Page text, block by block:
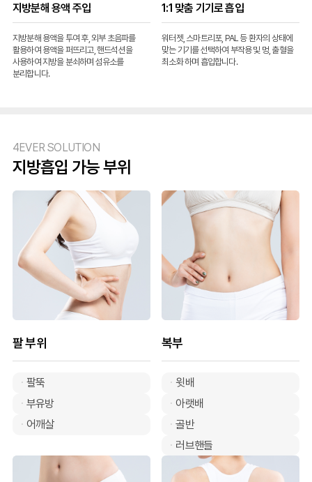
지방분해 용액 주입
지방분해 용액을 투여 후, 외부 초음파를
활용하여 용액을 퍼뜨리고, 핸드석션을
사용하여 지방을 분쇠하며 섬유소를
분리합니다.
1:1 맞춤 기기로 흡입
워터젯, 스마트리포, PAL 등 환자의 상태에
맞는 기기를 선택하여 부작용 및 멍, 출혈을
최소화 하며 흡입합니다.
4EVER SOLUTION
지방흡입 가능 부위
팔 부위
팔뚝
부유방
어깨살
복부
윗배
아랫배
골반
러브핸들